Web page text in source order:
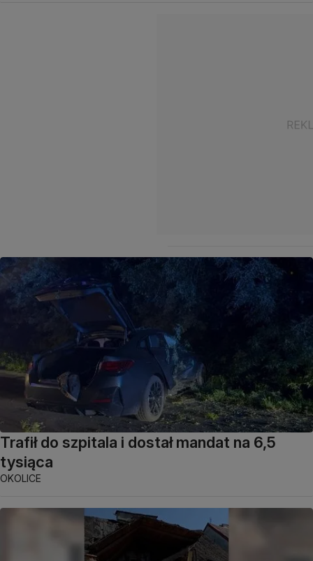
Trafił do szpitala i dostał mandat na 6,5
tysiąca
OKOLICE